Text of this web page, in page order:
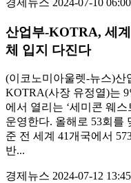
경제뉴스 2024-07-10
산업부-KOTRA, 세
체 입지 다진다
(이코노미아울렛-뉴스)산
KOTRA(사장 유정열)는
에서 열리는 ‘세미콘 웨스
운영한다. 올해로 53회를
준 전 세계 41개국에서
반...
경제뉴스 2024-07-12